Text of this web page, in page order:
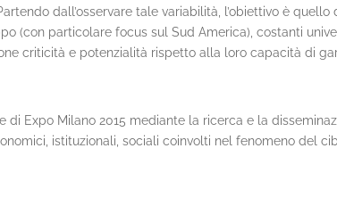
dall’osservare tale variabilità, l’obiettivo è quello
(con particolare focus sul Sud America), costanti
criticità e potenzialità rispetto alla loro capacità di
Expo Milano 2015 mediante la ricerca e la
istituzionali, sociali coinvolti nel fenomeno del